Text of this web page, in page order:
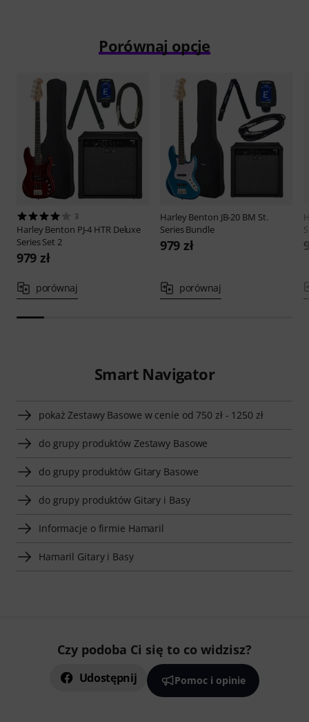
Porównaj opcje
3
Harley Benton PJ-4 HTR Deluxe
Series Set 2
979 zł
porównaj
Harley Benton JB-20 BM St.
Series Bundle
979 zł
porównaj
Smart Navigator
pokaż Zestawy Basowe w cenie od 750 zł - 1250 zł
do grupy produktów Zestawy Basowe
do grupy produktów Gitary Basowe
do grupy produktów Gitary i Basy
Informacje o firmie Hamaril
Hamaril Gitary i Basy
Czy podoba Ci się to co widzisz?
Udostępnij Pomoc i opinie